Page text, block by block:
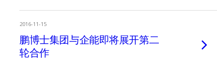
2016-11-15
鹏博士集团与企能即将展开第二
轮合作